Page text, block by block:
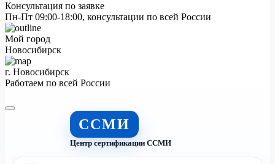
Консультация по заявке
Пн-Пт 09:00-18:00, консультации по всей России
Мой город
Новосибирск
г. Новосибирск
Работаем по всей России
ССМИ
Центр сертификации ССМИ